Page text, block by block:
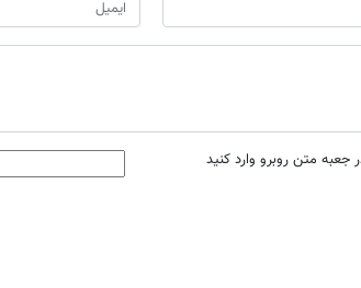
جعبه متن روبرو وارد کنید